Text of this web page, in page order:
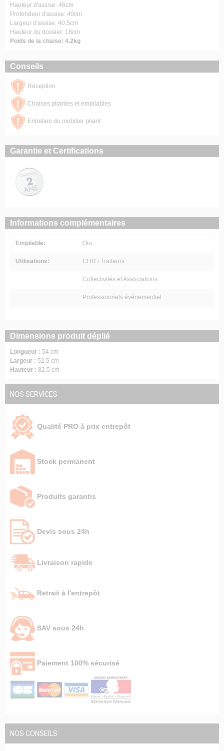
Hauteur d'assise: 46cm
Profondeur d'assise: 40cm
Largeur d'assise: 40.5cm
Hauteur du dossier: 18cm
Poids de la chaise: 4.2kg
Conseils
Réception
Chaises pliantes et empilables
Entretien du mobilier pliant
Garantie et Certifications
Informations complémentaires
Empilable: Oui
Utilisations: CHR / Traiteurs
Collectivités et Associations
Professionnels événementiel
Dimensions produit déplié
Longueur : 54 cm
Largeur : 52.5 cm
Hauteur : 82.5 cm
NOS SERVICES
Qualité PRO à prix entrepôt
Stock permanent
Produits garantis
Devis sous 24h
Livraison rapide
Retrait à l'entrepôt
SAV sous 24h
Paiement 100% sécurisé
NOS CONSEILS